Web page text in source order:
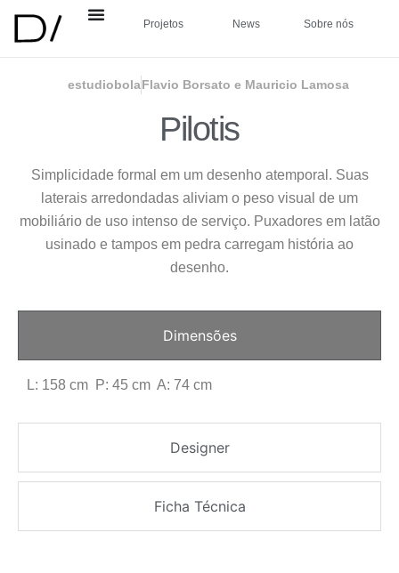
Projetos News Sobre nós
estudiobolaFlavio Borsato e Mauricio Lamosa
Pilotis
Simplicidade formal em um desenho atemporal. Suas
laterais arredondadas aliviam o peso visual de um
mobiliário de uso intenso de serviço. Puxadores em latão
usinado e tampos em pedra carregam história ao
desenho.
Dimensões
Designer
Ficha Técnica
L: 158 cm P: 45 cm A: 74 cm